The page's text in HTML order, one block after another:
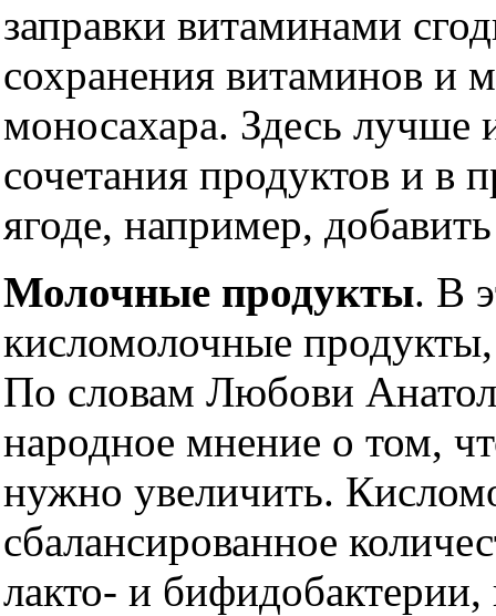
заправки витаминами
сохранения витаминов и
моносахара. Здесь лучше
сочетания продуктов и в
ягоде, например,
Молочные продукты. В
кисломолочные
По словам Любови
народное мнение о том,
нужно увеличить.
сбалансированное
лакто- и